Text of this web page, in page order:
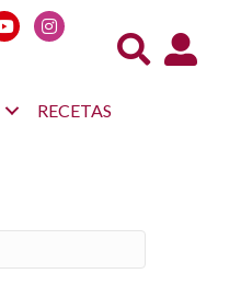
Acceso
RECETAS